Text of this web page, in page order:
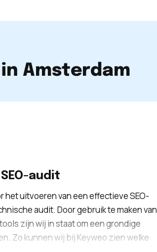
Amsterdam
audit
het uitvoeren van een effectieve SEO-
audit. Door gebruik te maken van
zijn wij in staat om een grondige
Zo kunnen wij bij Keyweo zien welke